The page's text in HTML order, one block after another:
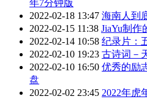
年7分钟版
2022-02-18 13:47 海南人到
2022-02-15 11:38 JiaYu制作
2022-02-14 10:58 纪录片：
2022-02-10 19:23 古诗词－
2022-02-10 16:50 优秀的励
盘
2022-02-02 23:45 2022年虎